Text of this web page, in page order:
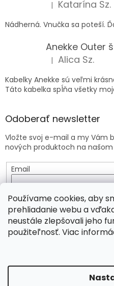
Používame cookies, aby
prehliadanie webu a
neustále zlepšovali jeho
použiteľnosť. Viac
Hodnotenie
| Katarína Sz.
Nádherná. Vnučka sa poteší.
Anekke Outer
Hodnotenie
| Alica Sz.
Kabelky Anekke sú veľmi
Táto kabelka spĺňa všetky
Odoberať newsletter
Vložte svoj e-mail a my Vám
nových produktoch na
Email
osobných údajov
PRIHLÁSIŤ SA